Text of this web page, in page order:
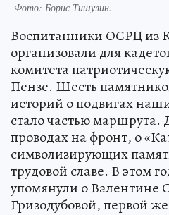
Фото: Борис Тишулин.
Воспитанники ОСРЦ из
организовали для
комитета
Пензе. Шесть
историй о подвигах
стало частью маршрута.
проводах на фронт, о
символизирующих
трудовой славе. В этом
упомянули о Валентине
Гризодубовой, первой